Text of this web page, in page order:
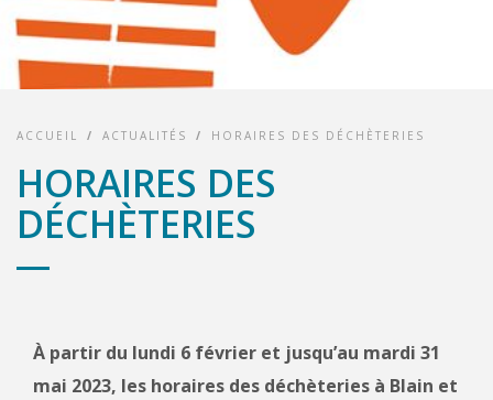
ACCUEIL / ACTUALITÉS / HORAIRES DES DÉCHÈTERIES
HORAIRES DES
DÉCHÈTERIES
À partir du lundi 6 février et jusqu’au mardi 31
mai 2023, les horaires des déchèteries à Blain et